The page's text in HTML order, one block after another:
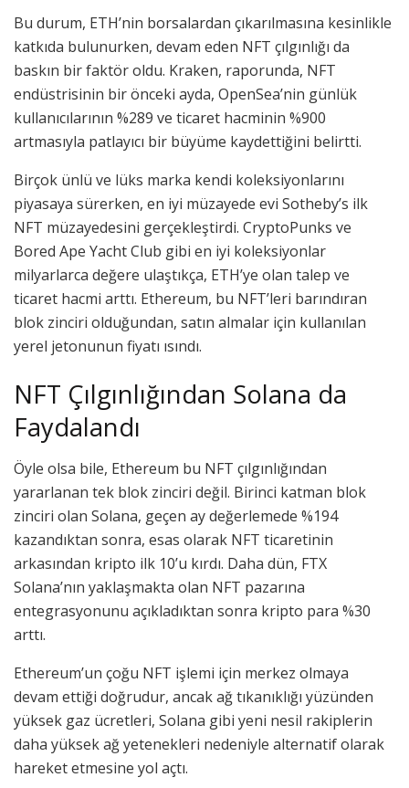
Bu durum, ETH’nin borsalardan çıkarılmasına kesinlikle
katkıda bulunurken, devam eden NFT çılgınlığı da
baskın bir faktör oldu. Kraken, raporunda, NFT
endüstrisinin bir önceki ayda, OpenSea’nin günlük
kullanıcılarının %289 ve ticaret hacminin %900
artmasıyla patlayıcı bir büyüme kaydettiğini belirtti.
Birçok ünlü ve lüks marka kendi koleksiyonlarını
piyasaya sürerken, en iyi müzayede evi Sotheby’s ilk
NFT müzayedesini gerçekleştirdi. CryptoPunks ve
Bored Ape Yacht Club gibi en iyi koleksiyonlar
milyarlarca değere ulaştıkça, ETH’ye olan talep ve
ticaret hacmi arttı. Ethereum, bu NFT’leri barındıran
blok zinciri olduğundan, satın almalar için kullanılan
yerel jetonunun fiyatı ısındı.
NFT Çılgınlığından Solana da
Faydalandı
Öyle olsa bile, Ethereum bu NFT çılgınlığından
yararlanan tek blok zinciri değil. Birinci katman blok
zinciri olan Solana, geçen ay değerlemede %194
kazandıktan sonra, esas olarak NFT ticaretinin
arkasından kripto ilk 10’u kırdı. Daha dün, FTX
Solana’nın yaklaşmakta olan NFT pazarına
entegrasyonunu açıkladıktan sonra kripto para %30
arttı.
Ethereum’un çoğu NFT işlemi için merkez olmaya
devam ettiği doğrudur, ancak ağ tıkanıklığı yüzünden
yüksek gaz ücretleri, Solana gibi yeni nesil rakiplerin
daha yüksek ağ yetenekleri nedeniyle alternatif olarak
hareket etmesine yol açtı.